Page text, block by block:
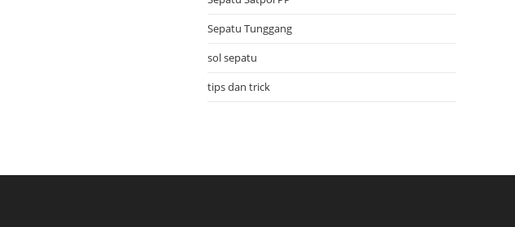
Sepatu Tunggang
sol sepatu
tips dan trick